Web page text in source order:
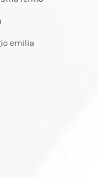
emilia